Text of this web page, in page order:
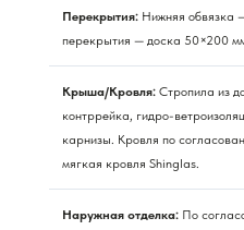
Перекрытия: Нижняя обвязка
перекрытия — доска 50×200
Крыша/Кровля: Стропила из
контррейка, гидро-
карнизы. Кровля по
мягкая кровля Shinglas.
Наружная отделка: По